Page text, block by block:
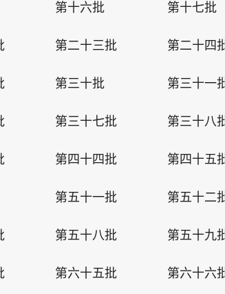
第十六批 第十七批
第二十三批 第二十四
第三十批 第三十一
第三十七批 第三十八
第四十四批 第四十五
第五十一批 第五十二
第五十八批 第五十九
第六十五批 第六十六